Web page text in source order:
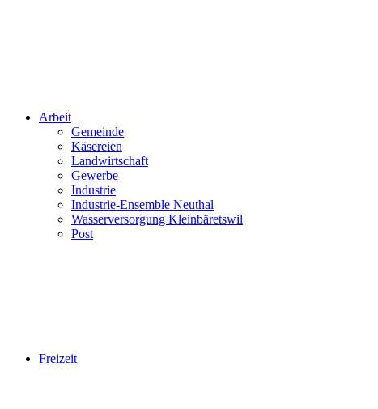
Arbeit
Gemeinde
Käsereien
Landwirtschaft
Gewerbe
Industrie
Industrie-Ensemble Neuthal
Wasserversorgung Kleinbäretswil
Post
Freizeit